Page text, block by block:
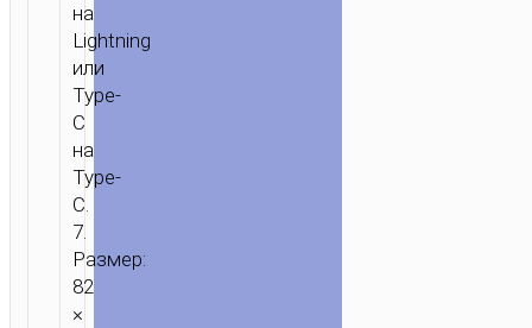
на
Lightning
или
Type-
C
на
Type-
C.
7.
Размер:
82
×